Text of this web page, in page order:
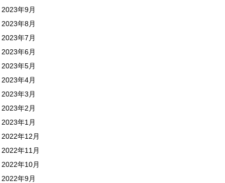
2023年9月
2023年8月
2023年7月
2023年6月
2023年5月
2023年4月
2023年3月
2023年2月
2023年1月
2022年12月
2022年11月
2022年10月
2022年9月